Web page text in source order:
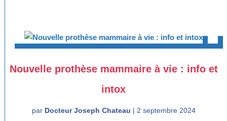
Nouvelle prothèse mammaire à vie : info et
intox
par Docteur Joseph Chateau | 2 septembre 2024